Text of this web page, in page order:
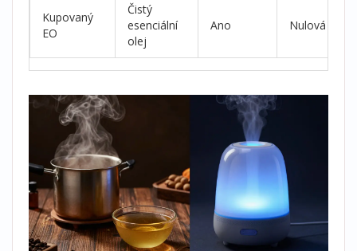
Kupovaný
EO
Čistý
esenciální
olej
Ano Nulová